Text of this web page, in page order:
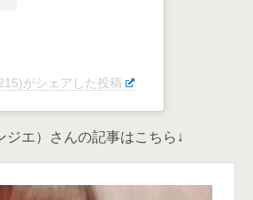
がシェアした投稿
ジエ）さんの記事はこちら↓